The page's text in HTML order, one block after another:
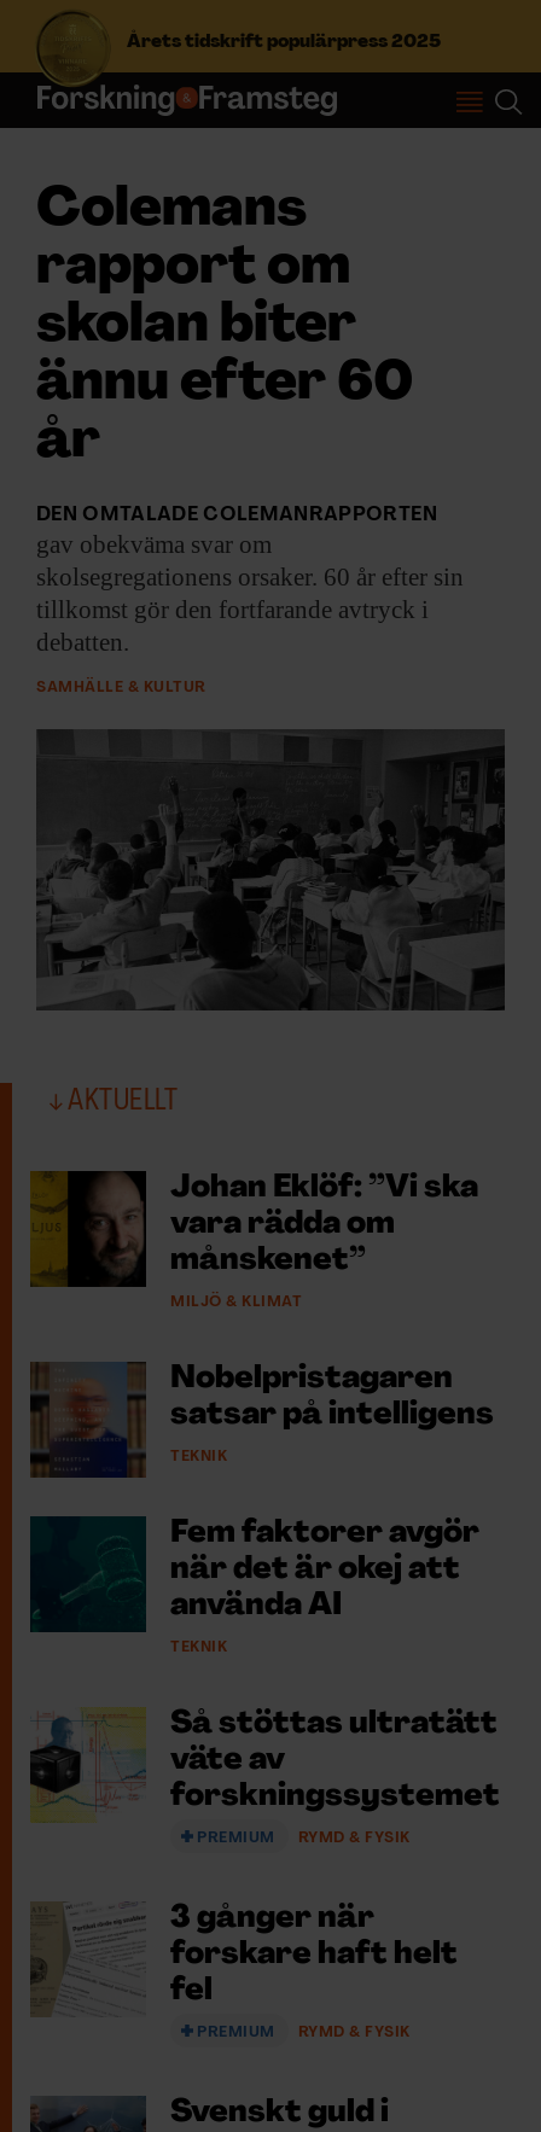
Årets tidskrift populärpress 2025
S
e
f
t
e
:
Prenumerera
Logga in
ARKIV & E-TIDNING
LYSSNA/PODD
EVENEMANG & RESOR
KONTAKTA F&F
SKRIV I F&F
PRENUMERERA PÅ F&F
ANNONSERA I F&F
Colemans
rapport om
skolan biter
ännu efter 60
år
DEN OMTALADE COLEMANRAPPORTEN
gav obekväma svar om
skolsegregationens orsaker. 60 år efter sin
tillkomst gör den fortfarande avtryck i
debatten.
SAMHÄLLE & KULTUR
AKTUELLT
Johan Eklöf: ”Vi ska
vara rädda om
månskenet”
MILJÖ & KLIMAT
Nobelpristagaren
satsar på intelligens
TEKNIK
Fem faktorer avgör
när det är okej att
använda AI
TEKNIK
Så stöttas ultratätt
väte av
forskningssystemet
PREMIUM RYMD & FYSIK
3 gånger när
forskare haft helt
fel
PREMIUM RYMD & FYSIK
Svenskt guld i